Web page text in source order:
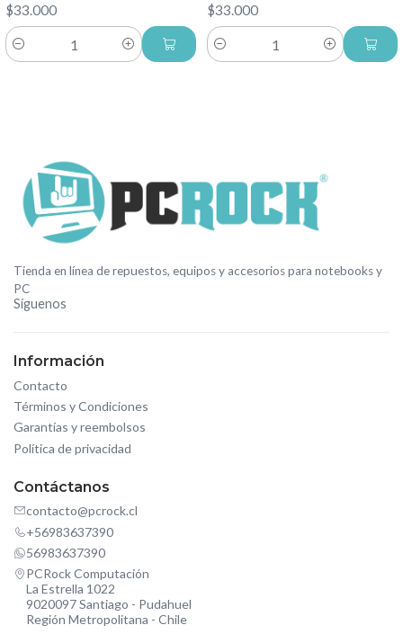
$33.000
Cantidad
$33.000
Cantidad
Tienda en línea de repuestos, equipos y accesorios para notebooks y
PC
Síguenos
Información
Contacto
Términos y Condiciones
Garantías y reembolsos
Política de privacidad
Contáctanos
contacto@pcrock.cl
+56983637390
56983637390
PCRock Computación
La Estrella 1022
9020097 Santiago - Pudahuel
Región Metropolitana - Chile